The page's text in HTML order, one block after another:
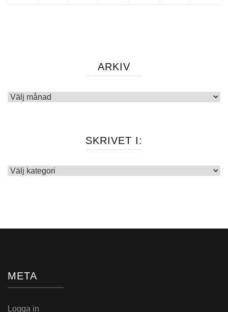
ARKIV
Arkiv
SKRIVET I:
Skrivet
META
Logga in